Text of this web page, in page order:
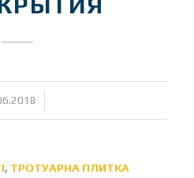
, ТРОТУАРНА ПЛИТКА